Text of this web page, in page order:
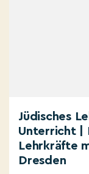
Jüdisches
Unterricht |
Lehrkräfte
Dresden